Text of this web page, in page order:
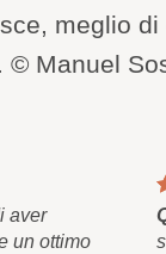
meglio di
© Manuel
aver
un ottimo